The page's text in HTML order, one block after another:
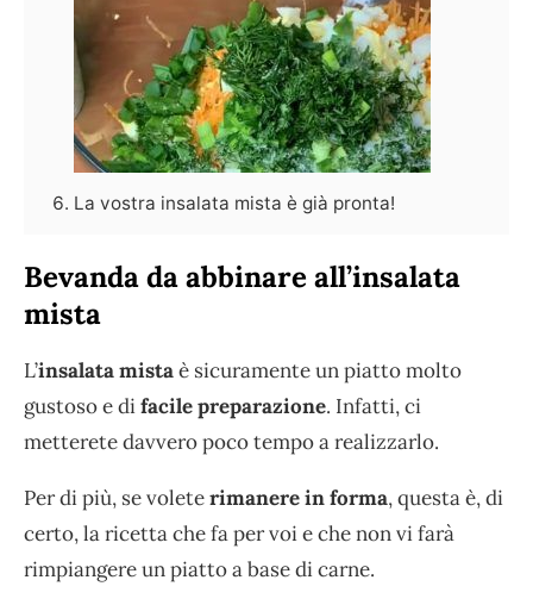
La vostra insalata mista è già pronta!
Bevanda da abbinare all’insalata
mista
L’insalata mistaè sicuramente un piatto molto
gustoso e difacile preparazione. Infatti, ci
metterete davvero poco tempo a realizzarlo.
Per di più, se voleterimanere in forma, questa è, di
certo, la ricetta che fa per voi e che non vi farà
rimpiangere un piatto a base di carne.